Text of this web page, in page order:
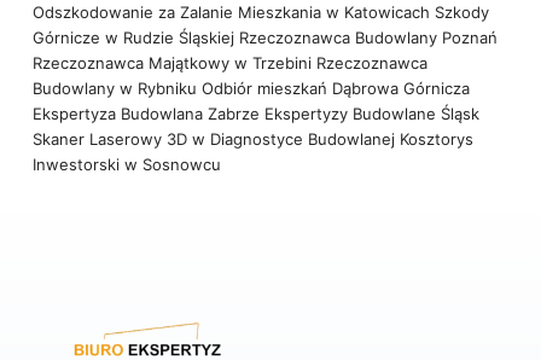
Odszkodowanie za Zalanie Mieszkania w Katowicach Szkody
Górnicze w Rudzie Śląskiej Rzeczoznawca Budowlany Poznań
Rzeczoznawca Majątkowy w Trzebini Rzeczoznawca
Budowlany w Rybniku Odbiór mieszkań Dąbrowa Górnicza
Ekspertyza Budowlana Zabrze Ekspertyzy Budowlane Śląsk
Skaner Laserowy 3D w Diagnostyce Budowlanej Kosztorys
Inwestorski w Sosnowcu